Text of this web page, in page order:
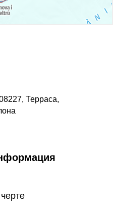
Терраса,